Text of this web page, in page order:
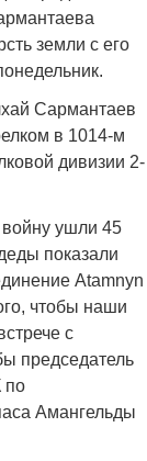
земли с его
Сармантаев
в 1014-м
дивизии 2-
войну ушли 45
показали
Atamnyn
чтобы наши
с
председатель
по
Амангельды